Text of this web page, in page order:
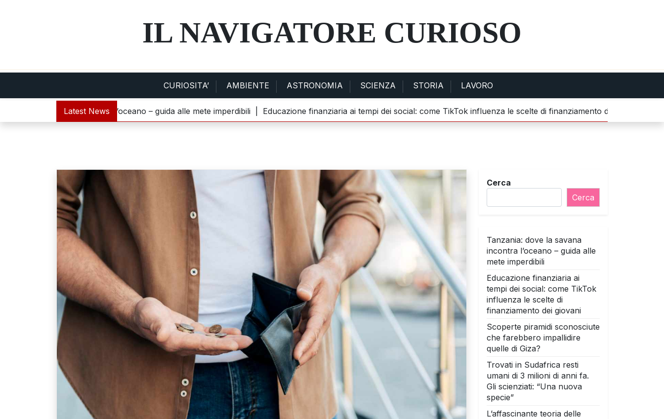
IL NAVIGATORE CURIOSO
CURIOSITA’ AMBIENTE ASTRONOMIA SCIENZA STORIA LAVORO
Latest News
dove la savana incontra l’oceano – guida alle mete imperdibili |Educazione finanziaria ai tempi dei social: come TikTok influenza le scelte di finanziamento dei giovani |
Cerca
Cerca
Tanzania: dove la savana
incontra l’oceano – guida alle
mete imperdibili
Educazione finanziaria ai
tempi dei social: come TikTok
influenza le scelte di
finanziamento dei giovani
Scoperte piramidi sconosciute
che farebbero impallidire
quelle di Giza?
Trovati in Sudafrica resti
umani di 3 milioni di anni fa.
Gli scienziati: “Una nuova
specie”
L’affascinante teoria delle